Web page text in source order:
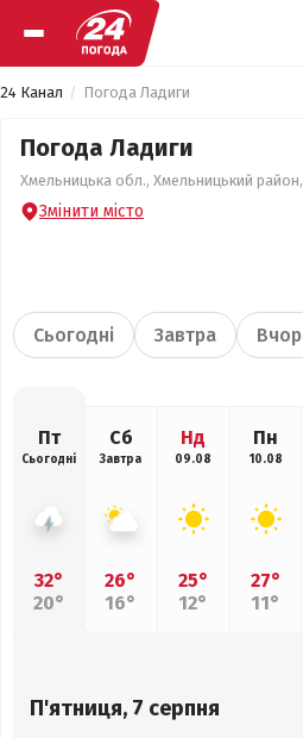
24 Канал Погода Ладиги
Погода Ладиги
Хмельницька обл., Хмельницький
Змінити місто
Сьогодні Завтра
Пт
Сьогодні
32°
20°
Сб
Завтра
26°
16°
Нд
09.08
25°
12°
Пн
10.08
27°
11°
П'ятниця, 7 серпня